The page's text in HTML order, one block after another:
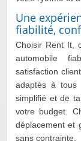
Une
fiabilité,
Choisir Rent It,
automobile
satisfaction
adaptés à tous
simplifié et de
votre budget.
déplacement et
sans contrainte.